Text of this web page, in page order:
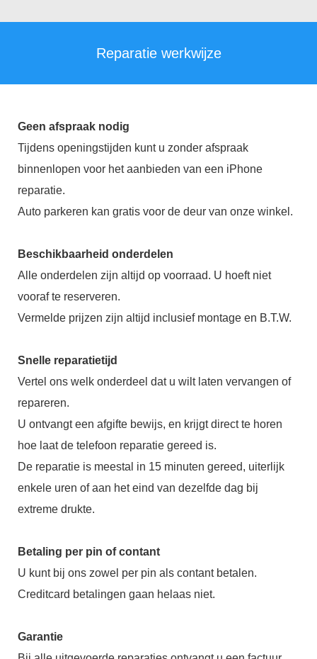
Reparatie werkwijze
Geen afspraak nodig
Tijdens openingstijden kunt u zonder afspraak
binnenlopen voor het aanbieden van een iPhone
reparatie.
Auto parkeren kan gratis voor de deur van onze winkel.
Beschikbaarheid onderdelen
Alle onderdelen zijn altijd op voorraad. U hoeft niet
vooraf te reserveren.
Vermelde prijzen zijn altijd inclusief montage en B.T.W.
Snelle reparatietijd
Vertel ons welk onderdeel dat u wilt laten vervangen of
repareren.
U ontvangt een afgifte bewijs, en krijgt direct te horen
hoe laat de telefoon reparatie gereed is.
De reparatie is meestal in 15 minuten gereed, uiterlijk
enkele uren of aan het eind van dezelfde dag bij
extreme drukte.
Betaling per pin of contant
U kunt bij ons zowel per pin als contant betalen.
Creditcard betalingen gaan helaas niet.
Garantie